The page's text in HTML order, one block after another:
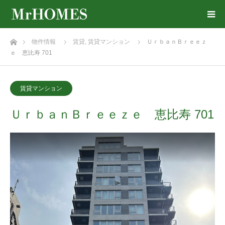
ホーム物件情報 賃貸, 賃貸マンション
ＵｒｂａｎＢｒｅｅｚ
ｅ 恵比寿 701
賃貸マンション
ＵｒｂａｎＢｒｅｅｚｅ 恵比寿 701